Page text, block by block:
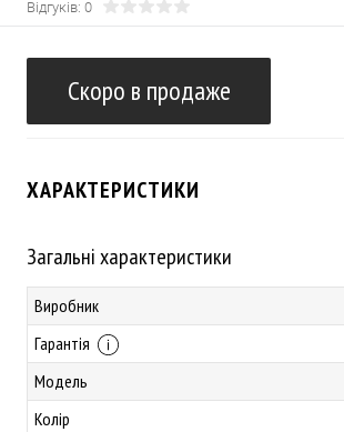
Відгуків: 0
Скоро в продаже
ХАРАКТЕРИСТИКИ
Загальні характеристики
Виробник
Гарантія
Модель
Колір